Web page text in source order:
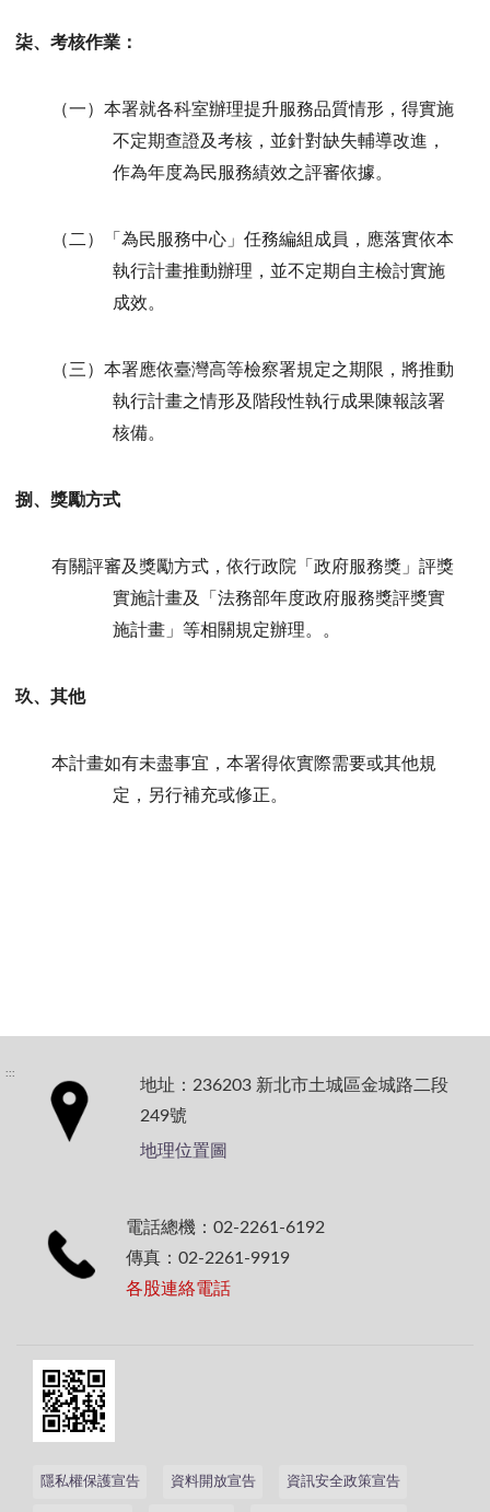
柒、考核作業：
（一）本署就各科室辦理提升服務品質情形，得實施
不定期查證及考核，並針對缺失輔導改進，
作為年度為民服務績效之評審依據。
（二）「為民服務中心」任務編組成員，應落實依本
執行計畫推動辦理，並不定期自主檢討實施
成效。
（三）本署應依臺灣高等檢察署規定之期限，將推動
執行計畫之情形及階段性執行成果陳報該署
核備。
捌、獎勵方式
有關評審及獎勵方式，依行政院「政府服務獎」評獎
實施計畫及「法務部年度政府服務獎評獎實
施計畫」等相關規定辦理。。
玖、其他
本計畫如有未盡事宜，本署得依實際需要或其他規
定，另行補充或修正。
:::
地址：236203 新北市土城區金城路二段
249號
地理位置圖
電話總機：02-2261-6192
傳真：02-2261-9919
各股連絡電話
隱私權保護宣告 資料開放宣告 資訊安全政策宣告